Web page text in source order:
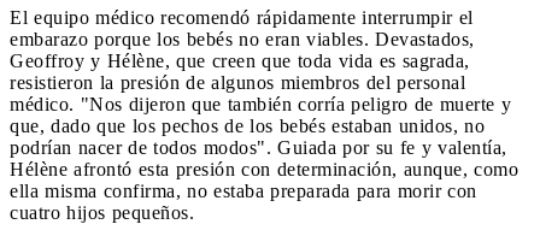
El equipo médico recomendó rápidamente interrumpir el
embarazo porque los bebés no eran viables. Devastados,
Geoffroy y Hélène, que creen que toda vida es sagrada,
resistieron la presión de algunos miembros del personal
médico. "Nos dijeron que también corría peligro de muerte y
que, dado que los pechos de los bebés estaban unidos, no
podrían nacer de todos modos". Guiada por su fe y valentía,
Hélène afrontó esta presión con determinación, aunque, como
ella misma confirma, no estaba preparada para morir con
cuatro hijos pequeños.